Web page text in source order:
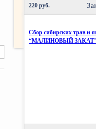
220 руб.
Сбор сибирских трав и
“МАЛИНОВЫЙ ЗАКАТ”,